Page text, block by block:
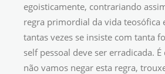
egoisticamente, contrariando
regra primordial da vida teosófica
tantas vezes se insiste com tanta
self pessoal deve ser erradicada.
não vamos negar esta regra,